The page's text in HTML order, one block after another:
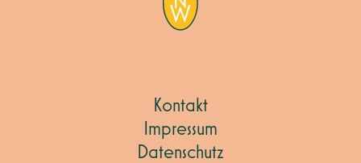
Kontakt
Impressum
Datenschutz